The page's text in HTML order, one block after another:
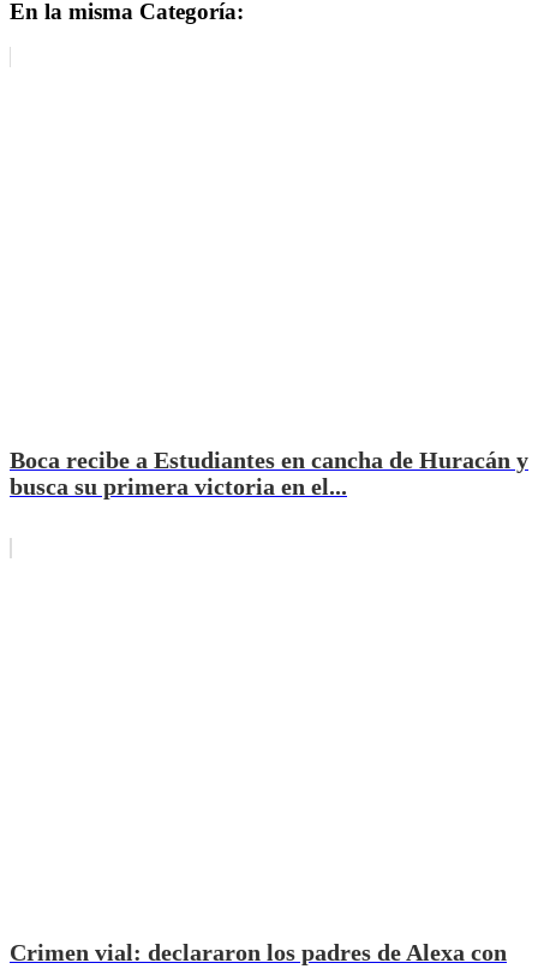
En la misma Categoría:
Boca recibe a Estudiantes en cancha de Huracán y
busca su primera victoria en el...
Crimen vial: declararon los padres de Alexa con